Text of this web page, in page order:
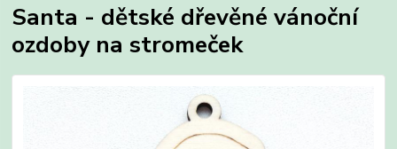
Santa - dětské dřevěné vánoční
ozdoby na stromeček